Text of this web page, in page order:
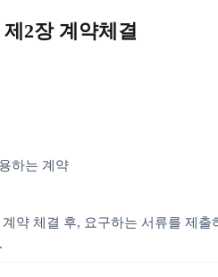
제2장 계약체결
하는 계약
약 체결 후, 요구하는 서류를 제